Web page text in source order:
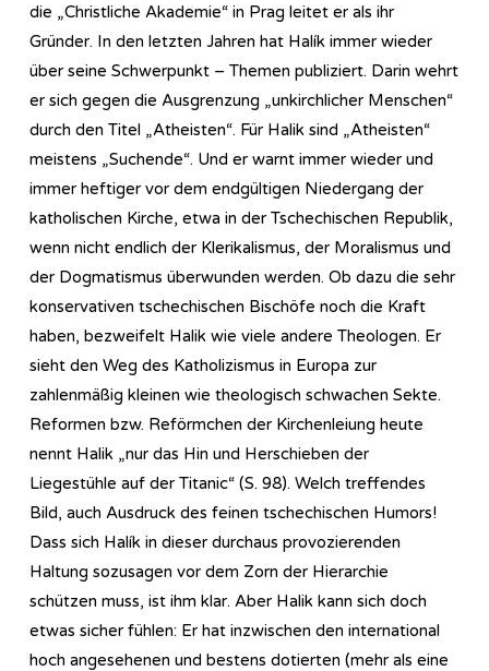
die „Christliche Akademie“ in Prag leitet er als ihr
Gründer. In den letzten Jahren hat Halík immer wieder
über seine Schwerpunkt – Themen publiziert. Darin wehrt
er sich gegen die Ausgrenzung „unkirchlicher Menschen“
durch den Titel „Atheisten“. Für Halik sind „Atheisten“
meistens „Suchende“. Und er warnt immer wieder und
immer heftiger vor dem endgültigen Niedergang der
katholischen Kirche, etwa in der Tschechischen Republik,
wenn nicht endlich der Klerikalismus, der Moralismus und
der Dogmatismus überwunden werden. Ob dazu die sehr
konservativen tschechischen Bischöfe noch die Kraft
haben, bezweifelt Halik wie viele andere Theologen. Er
sieht den Weg des Katholizismus in Europa zur
zahlenmäßig kleinen wie theologisch schwachen Sekte.
Reformen bzw. Reförmchen der Kirchenleiung heute
nennt Halik „nur das Hin und Herschieben der
Liegestühle auf der Titanic“ (S. 98). Welch treffendes
Bild, auch Ausdruck des feinen tschechischen Humors!
Dass sich Halík in dieser durchaus provozierenden
Haltung sozusagen vor dem Zorn der Hierarchie
schützen muss, ist ihm klar. Aber Halik kann sich doch
etwas sicher fühlen: Er hat inzwischen den international
hoch angesehenen und bestens dotierten (mehr als eine